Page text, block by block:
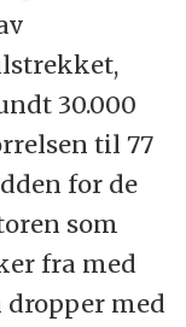
30.000
til 77
for de
som
fra med
med